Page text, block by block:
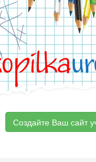
Создайте Ваш сайт